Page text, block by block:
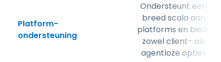
Platform-
ondersteuning
Ondersteunt een
breed scala aan
platforms en biedt
zowel client- als
agentloze opties